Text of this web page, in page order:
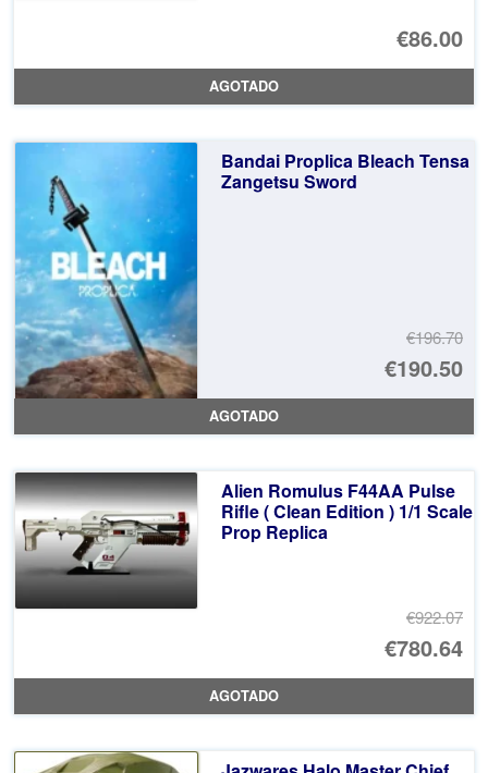
€86.00
AGOTADO
Bandai Proplica Bleach Tensa
Zangetsu Sword
€196.70
El
€190.50
El
AGOTADO
Alien Romulus F44AA Pulse
Rifle ( Clean Edition ) 1/1 Scale
Prop Replica
€922.07
El
€780.64
El
AGOTADO